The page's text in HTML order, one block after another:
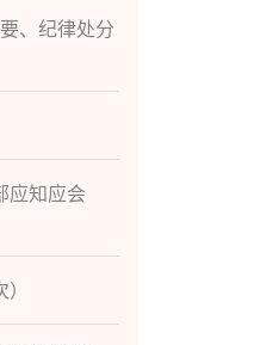
、纪律处分
应知应会